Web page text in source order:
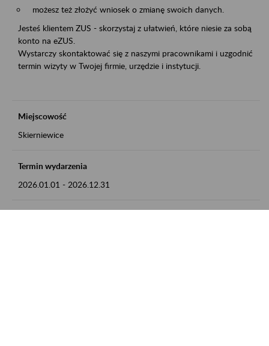
możesz też złożyć wniosek o zmianę swoich danych.
Jesteś klientem ZUS - skorzystaj z ułatwień, które niesie za sobą
konto na eZUS.
Wystarczy skontaktować się z naszymi pracownikami i uzgodnić
termin wizyty w Twojej firmie, urzędzie i instytucji.
Miejscowość
Skierniewice
Termin wydarzenia
2026.01.01 - 2026.12.31